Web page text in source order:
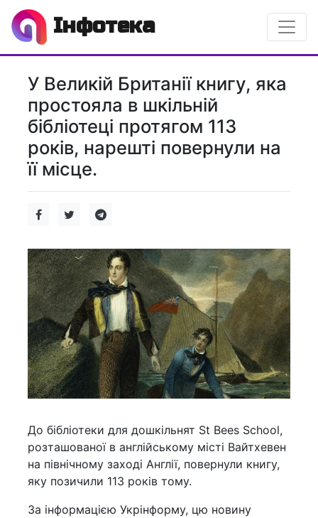
Інфотека
У Великій Британії книгу, яка
простояла в шкільній
бібліотеці протягом 113
років, нарешті повернули на
її місце.
До бібліотеки для дошкільнят St Bees School,
розташованої в англійському місті Вайтхевен
на північному заході Англії, повернули книгу,
яку позичили 113 років тому.
За інформацією Укрінформу, цю новину